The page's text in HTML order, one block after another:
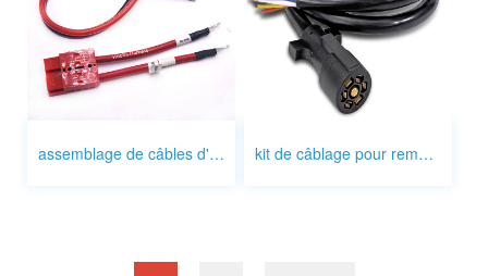
assemblage de câbles d'inverseurs kit de câblage pour remorque robuste